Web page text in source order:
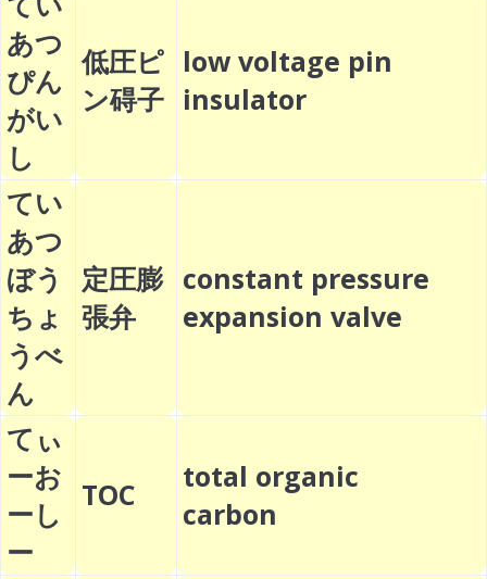
あつ
ぴん
がい
し
低圧ピ
ン碍子
low voltage pin
insulator
てい
あつ
ぼう
ちょ
うべ
ん
定圧膨
張弁
constant pressure
expansion valve
てぃ
ーお
ーし
ー
TOC
total organic
carbon